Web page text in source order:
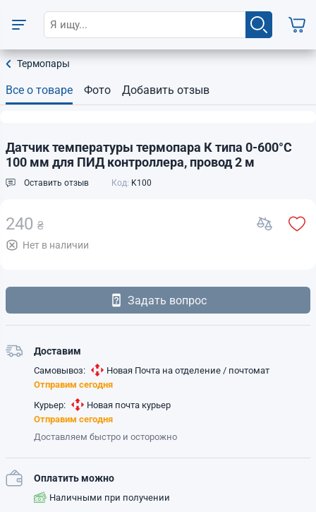
Термопары
Все о товаре Фото Добавить отзыв
Датчик температуры термопара К типа 0-600°C
100 мм для ПИД контроллера, провод 2 м
Оставить отзыв Код: K100
240 ₴
Нет в наличии
Задать вопрос
Доставим
Самовывоз:
Новая Почта на отделение / почтомат
Отправим сегодня
Курьер:
Новая почта курьер
Отправим сегодня
Доставляем быстро и осторожно
Оплатить можно
Наличными при получении